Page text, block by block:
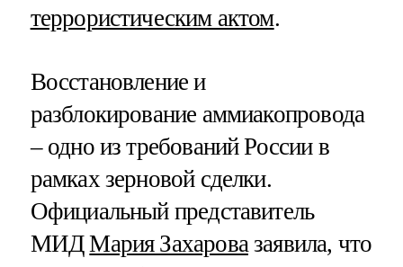
террористическим актом.
Восстановление и
разблокирование аммиакопровода
– одно из требований России в
рамках зерновой сделки.
Официальный представитель
МИДМария Захарова заявила, что